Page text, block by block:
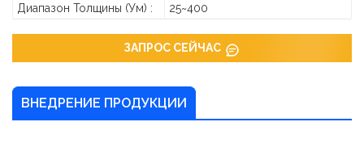
Диапазон Толщины (ум) :
25~400
ЗАПРОС СЕЙЧАС
ВНЕДРЕНИЕ ПРОДУКЦИИ